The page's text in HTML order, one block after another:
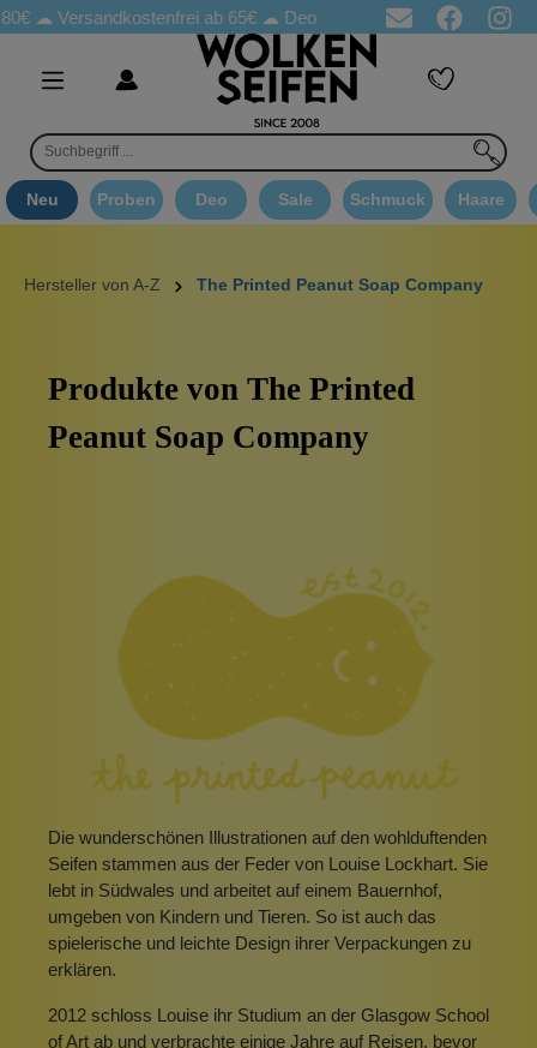
☁ Versandkostenfrei ab 65€☁ Deo Proben in jeder Bestellung
Neu Proben Deo Sale Schmuck Haare
Hersteller von A-Z The Printed Peanut Soap Company
Produkte von The Printed
Peanut Soap Company
Die wunderschönen Illustrationen auf den wohlduftenden
Seifen stammen aus der Feder von Louise Lockhart. Sie
lebt in Südwales und arbeitet auf einem Bauernhof,
umgeben von Kindern und Tieren. So ist auch das
spielerische und leichte Design ihrer Verpackungen zu
erklären.
2012 schloss Louise ihr Studium an der Glasgow School
of Art ab und verbrachte einige Jahre auf Reisen, bevor